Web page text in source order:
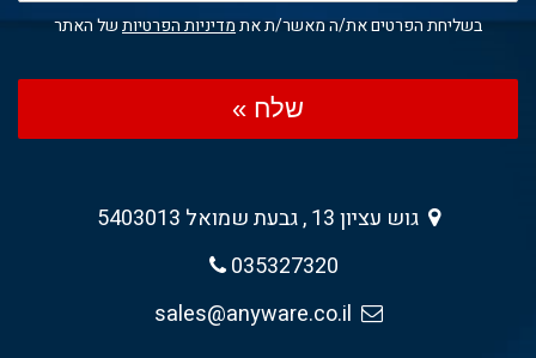
בשליחת הפרטים את/ה מאשר/ת אתמדיניות הפרטיותשל האתר
שלח »
גוש עציון 13 , גבעת שמואל 5403013
035327320